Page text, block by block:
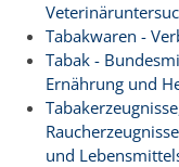
Tabakwaren -
Tabak -
Ernährung und
und